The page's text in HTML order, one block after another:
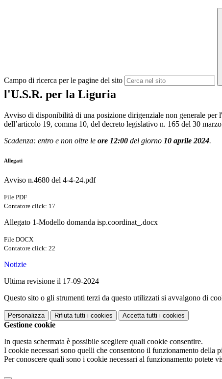
Campo di ricerca per le pagine del sito
l'U.S.R. per la Liguria
Avviso di disponibilità di una posizione dirigenziale non generale
dell’articolo 19, comma 10, del decreto legislativo n. 165 del 30
Scadenza: entro e non oltre le ore 12:00 del giorno 10 aprile 2024.
Allegati
Avviso n.4680 del 4-4-24.pdf
File PDF
Contatore click: 17
Allegato 1-Modello domanda isp.coordinat_.docx
File DOCX
Contatore click: 22
Notizie
Ultima revisione il 17-09-2024
Questo sito o gli strumenti terzi da questo utilizzati si avvalgono di
Personalizza Rifiuta tutti i cookies Accetta tutti i cookies
Gestione cookie
In questa schermata è possibile scegliere quali cookie consentire.
I cookie necessari sono quelli che consentono il funzionamento della
Per conoscere quali sono i cookie necessari al funzionamento potete